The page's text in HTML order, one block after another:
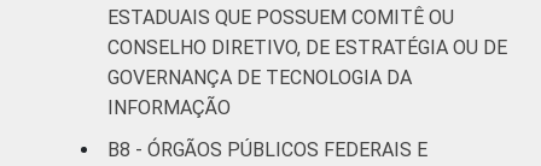
ESTADUAIS QUE POSSUEM COMITÊ OU
CONSELHO DIRETIVO, DE ESTRATÉGIA OU DE
GOVERNANÇA DE TECNOLOGIA DA
INFORMAÇÃO
B8 - ÓRGÃOS PÚBLICOS FEDERAIS E